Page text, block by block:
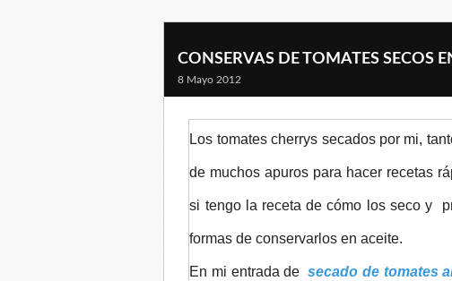
CONSERVAS DE TOMATES SECOS
8 Mayo 2012
Los tomates cherrys secados por mi,
de muchos apuros para hacer recetas
si tengo la receta de cómo los seco y
formas de conservarlos en aceite.
En mi entrada de secado de tomates